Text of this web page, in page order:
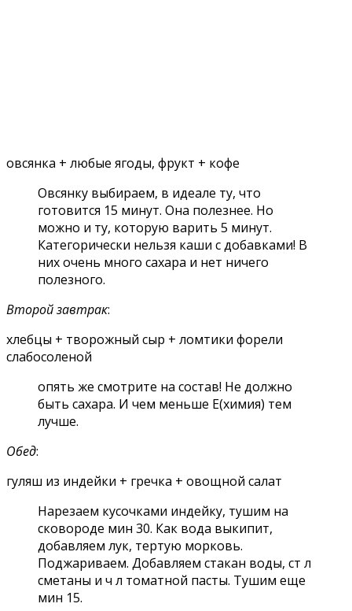
овсянка + любые ягоды, фрукт + кофе
Овсянку выбираем, в идеале ту, что
готовится 15 минут. Она полезнее. Но
можно и ту, которую варить 5 минут.
Категорически нельзя каши с добавками! В
них очень много сахара и нет ничего
полезного.
Второй завтрак:
хлебцы + творожный сыр + ломтики форели
слабосоленой
опять же смотрите на состав! Не должно
быть сахара. И чем меньше Е(химия) тем
лучше.
Обед:
гуляш из индейки + гречка + овощной салат
Нарезаем кусочками индейку, тушим на
сковороде мин 30. Как вода выкипит,
добавляем лук, тертую морковь.
Поджариваем. Добавляем стакан воды, ст л
сметаны и ч л томатной пасты. Тушим еще
мин 15.